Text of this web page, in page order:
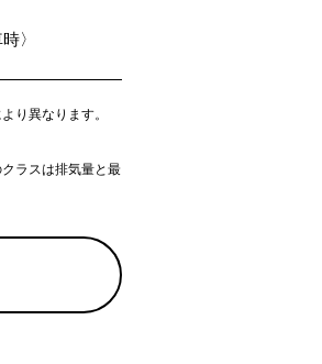
〉
り異なります。
ラスは排気量と最